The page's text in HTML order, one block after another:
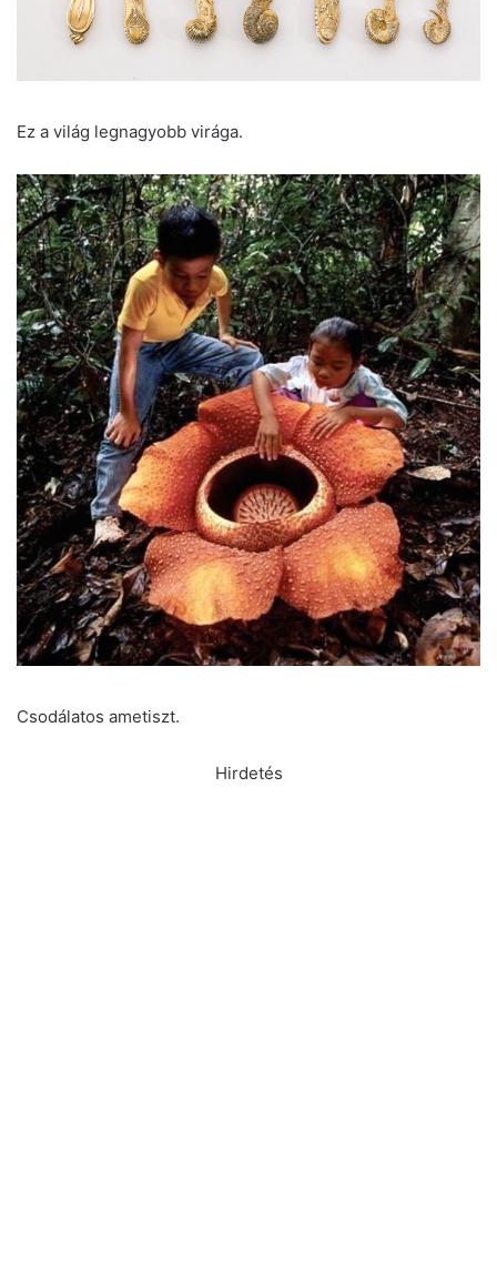
Ez a világ legnagyobb virága.
Csodálatos ametiszt.
Hirdetés